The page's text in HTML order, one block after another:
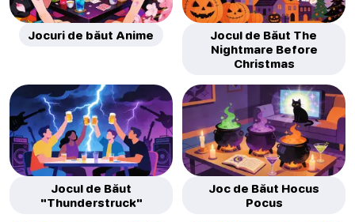
Jocuri de băut Anime
Jocul de Băut The
Nightmare Before
Christmas
Jocul de Băut
"Thunderstruck"
Joc de Băut Hocus
Pocus